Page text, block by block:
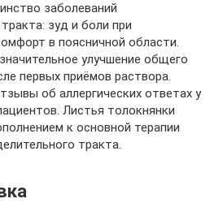
заболеваний
зуд и боли при
в поясничной области.
улучшение общего
первых приёмов раствора.
об аллергических ответах у
Листья толокнянки
к основной терапии
тракта.